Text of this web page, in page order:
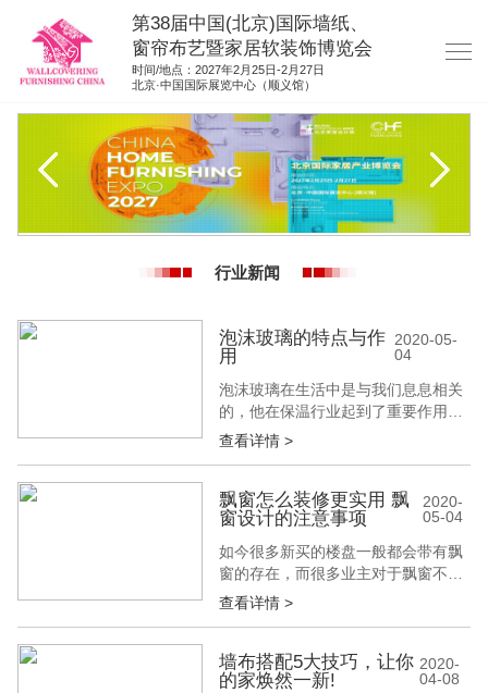
第38届中国(北京)国际墙纸、
窗帘布艺暨家居软装饰博览会
时间/地点：2027年2月25日-2月27日
北京·中国国际展览中心（顺义馆）
展商服务
展位申请
行业新闻
泡沫玻璃的特点与作
用
2020-05-
04
泡沫玻璃在生活中是与我们息息相关
的，他在保温行业起到了重要作用，
也是保温行业的重大发展，下面建材
废平板玻璃和瓶罐玻璃为原料，经高
温发泡成型的多孔无机非金属材料，
具有防火、防水，无毒、耐腐蚀、防
蛀，不老化，无放射性、绝缘，防磁
波、防静...
查看详情 >
飘窗怎么装修更实用 飘
窗设计的注意事项
2020-
05-04
如今很多新买的楼盘一般都会带有飘
窗的存在，而很多业主对于飘窗不太
了解，不知道飘窗怎么装修更实用?
行介绍： 飘窗怎么装修更实用 a、矩
形飘窗：采用这样形状的设计，飘窗
查看详情 >
墙布搭配5大技巧，让你
的家焕然一新!
2020-
04-08